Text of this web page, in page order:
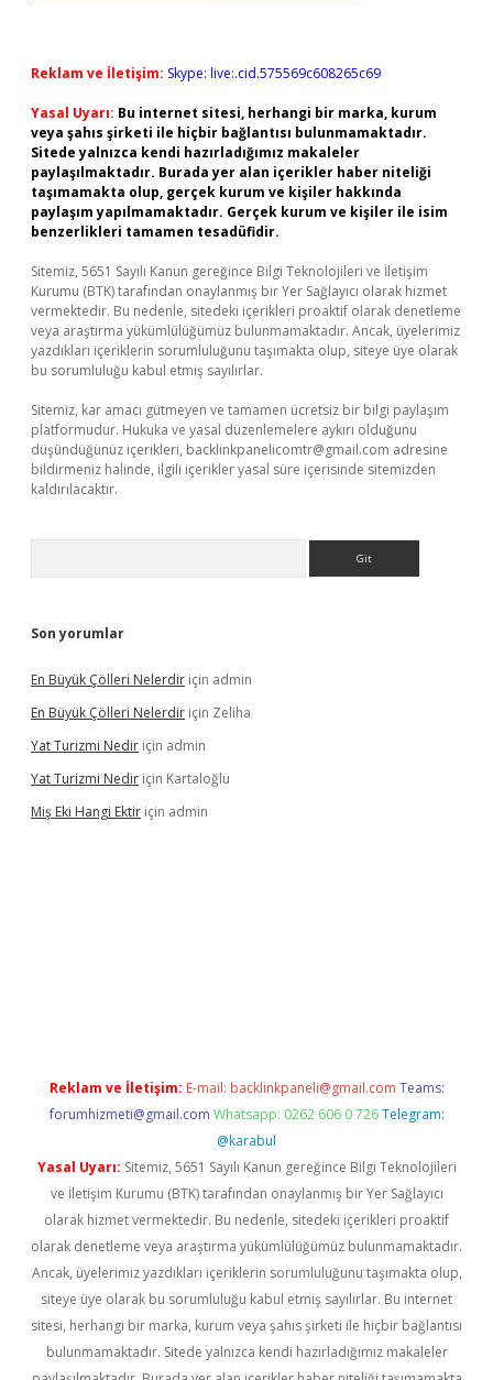
Reklam ve İletişim: Skype: live:.cid.575569c608265c69
Yasal Uyarı: Bu internet sitesi, herhangi bir marka, kurum
veya şahıs şirketi ile hiçbir bağlantısı bulunmamaktadır.
Sitede yalnızca kendi hazırladığımız makaleler
paylaşılmaktadır. Burada yer alan içerikler haber niteliği
taşımamakta olup, gerçek kurum ve kişiler hakkında
paylaşım yapılmamaktadır. Gerçek kurum ve kişiler ile isim
benzerlikleri tamamen tesadüfidir.
Sitemiz, 5651 Sayılı Kanun gereğince Bilgi Teknolojileri ve İletişim
Kurumu (BTK) tarafından onaylanmış bir Yer Sağlayıcı olarak hizmet
vermektedir. Bu nedenle, sitedeki içerikleri proaktif olarak denetleme
veya araştırma yükümlülüğümüz bulunmamaktadır. Ancak, üyelerimiz
yazdıkları içeriklerin sorumluluğunu taşımakta olup, siteye üye olarak
bu sorumluluğu kabul etmiş sayılırlar.
Sitemiz, kar amacı gütmeyen ve tamamen ücretsiz bir bilgi paylaşım
platformudur. Hukuka ve yasal düzenlemelere aykırı olduğunu
düşündüğünüz içerikleri, backlinkpanelicomtr@gmail.com adresine
bildirmeniz halinde, ilgili içerikler yasal süre içerisinde sitemizden
kaldırılacaktır.
Son yorumlar
En Büyük Çölleri Nelerdir için admin
En Büyük Çölleri Nelerdir için Zeliha
Yat Turizmi Nedir için admin
Yat Turizmi Nedir için Kartaloğlu
Miş Eki Hangi Ektir için admin
Reklam ve İletişim: E-mail: backlinkpaneli@gmail.com Teams:
forumhizmeti@gmail.com Whatsapp: 0262 606 0 726 Telegram:
@karabul
Yasal Uyarı: Sitemiz, 5651 Sayılı Kanun gereğince Bilgi Teknolojileri
ve İletişim Kurumu (BTK) tarafından onaylanmış bir Yer Sağlayıcı
olarak hizmet vermektedir. Bu nedenle, sitedeki içerikleri proaktif
olarak denetleme veya araştırma yükümlülüğümüz bulunmamaktadır.
Ancak, üyelerimiz yazdıkları içeriklerin sorumluluğunu taşımakta olup,
siteye üye olarak bu sorumluluğu kabul etmiş sayılırlar. Bu internet
sitesi, herhangi bir marka, kurum veya şahıs şirketi ile hiçbir bağlantısı
bulunmamaktadır. Sitede yalnızca kendi hazırladığımız makaleler